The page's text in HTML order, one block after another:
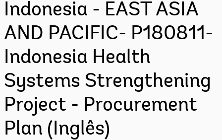
Indonesia - EAST ASIA
AND PACIFIC- P180811-
Indonesia Health
Systems Strengthening
Project - Procurement
Plan (Inglês)